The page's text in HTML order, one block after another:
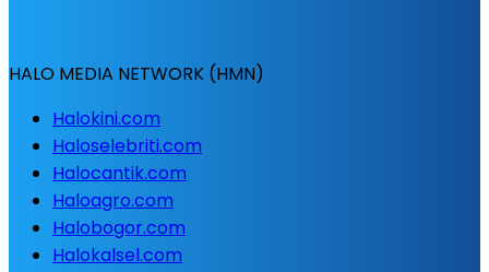
HALO MEDIA NETWORK (HMN)
Halokini.com
Haloselebriti.com
Halocantik.com
Haloagro.com
Halobogor.com
Halokalsel.com